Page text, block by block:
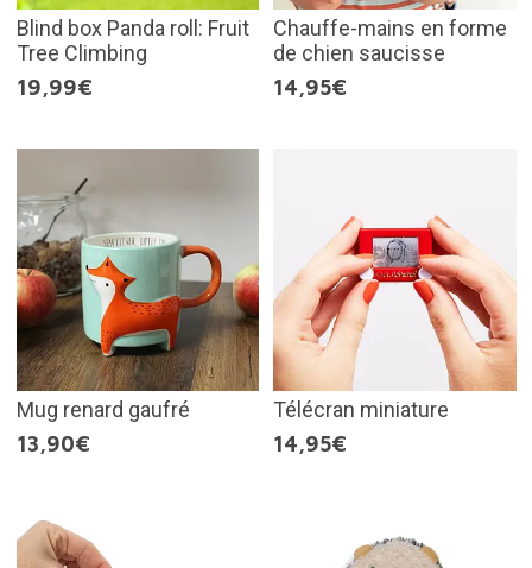
Blind box Panda roll: Fruit
Tree Climbing
19,99€
Chauffe-mains en forme
de chien saucisse
14,95€
Mug renard gaufré
13,90€
Télécran miniature
14,95€